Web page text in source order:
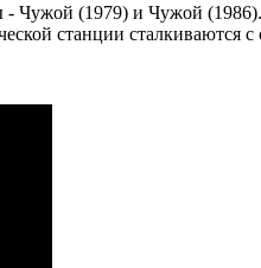
Чужой (1979) и Чужой
станции